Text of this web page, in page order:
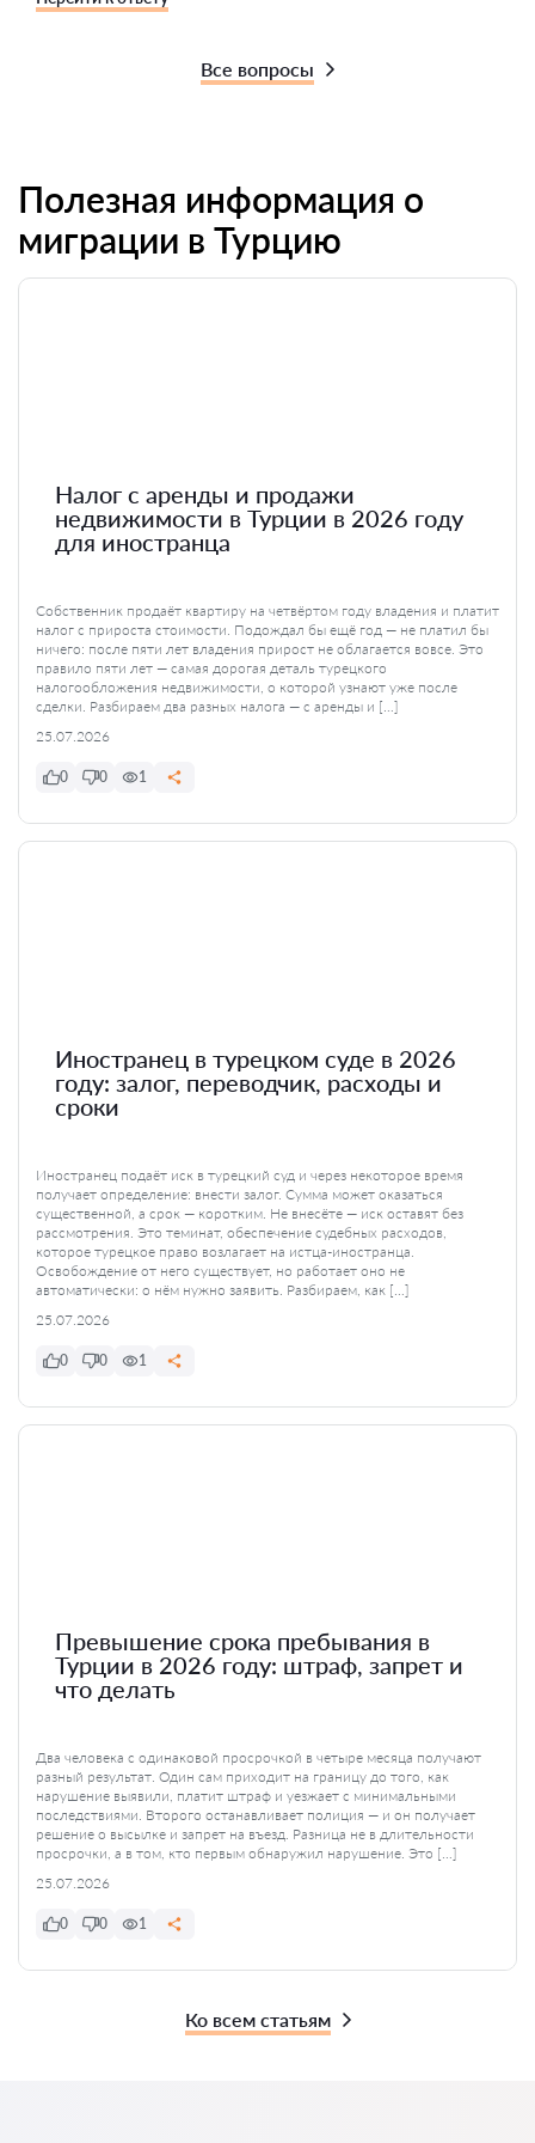
Все вопросы
Полезная информация о
миграции в Турцию
Налог с аренды и продажи
недвижимости в Турции в 2026 году
для иностранца
Собственник продаёт квартиру на четвёртом году владения и платит
налог с прироста стоимости. Подождал бы ещё год — не платил бы
ничего: после пяти лет владения прирост не облагается вовсе. Это
правило пяти лет — самая дорогая деталь турецкого
налогообложения недвижимости, о которой узнают уже после
сделки. Разбираем два разных налога — с аренды и […]
25.07.2026
0 0 1
Иностранец в турецком суде в 2026
году: залог, переводчик, расходы и
сроки
Иностранец подаёт иск в турецкий суд и через некоторое время
получает определение: внести залог. Сумма может оказаться
существенной, а срок — коротким. Не внесёте — иск оставят без
рассмотрения. Это теминат, обеспечение судебных расходов,
которое турецкое право возлагает на истца-иностранца.
Освобождение от него существует, но работает оно не
автоматически: о нём нужно заявить. Разбираем, как […]
25.07.2026
0 0 1
Превышение срока пребывания в
Турции в 2026 году: штраф, запрет и
что делать
Два человека с одинаковой просрочкой в четыре месяца получают
разный результат. Один сам приходит на границу до того, как
нарушение выявили, платит штраф и уезжает с минимальными
последствиями. Второго останавливает полиция — и он получает
решение о высылке и запрет на въезд. Разница не в длительности
просрочки, а в том, кто первым обнаружил нарушение. Это […]
25.07.2026
0 0 1
Ко всем статьям